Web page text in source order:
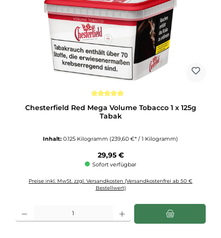
Chesterfield Red Mega Volume Tobacco 1 x 125g
Tabak
Inhalt: 0.125 Kilogramm (239,60 €* / 1 Kilogramm)
Regulärer Preis:
29,95 €
Sofort verfügbar
Preise inkl. MwSt. zzgl. Versandkosten (Versandkostenfrei ab 50 €
Bestellwert)